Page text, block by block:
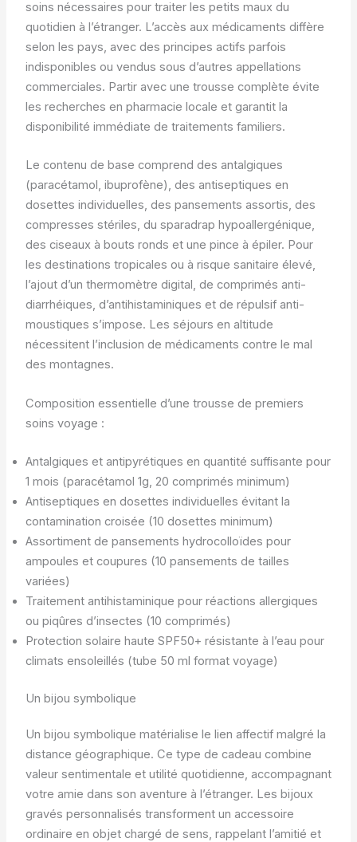
soins nécessaires pour traiter les petits maux du
quotidien à l’étranger. L’accès aux médicaments diffère
selon les pays, avec des principes actifs parfois
indisponibles ou vendus sous d’autres appellations
commerciales. Partir avec une trousse complète évite
les recherches en pharmacie locale et garantit la
disponibilité immédiate de traitements familiers.
Le contenu de base comprend des antalgiques
(paracétamol, ibuprofène), des antiseptiques en
dosettes individuelles, des pansements assortis, des
compresses stériles, du sparadrap hypoallergénique,
des ciseaux à bouts ronds et une pince à épiler. Pour
les destinations tropicales ou à risque sanitaire élevé,
l’ajout d’un thermomètre digital, de comprimés anti-
diarrhéiques, d’antihistaminiques et de répulsif anti-
moustiques s’impose. Les séjours en altitude
nécessitent l’inclusion de médicaments contre le mal
des montagnes.
Composition essentielle d’une trousse de premiers
soins voyage :
Antalgiques et antipyrétiques en quantité suffisante pour
1 mois (paracétamol 1g, 20 comprimés minimum)
Antiseptiques en dosettes individuelles évitant la
contamination croisée (10 dosettes minimum)
Assortiment de pansements hydrocolloïdes pour
ampoules et coupures (10 pansements de tailles
variées)
Traitement antihistaminique pour réactions allergiques
ou piqûres d’insectes (10 comprimés)
Protection solaire haute SPF50+ résistante à l’eau pour
climats ensoleillés (tube 50 ml format voyage)
Un bijou symbolique
Un bijou symbolique matérialise le lien affectif malgré la
distance géographique. Ce type de cadeau combine
valeur sentimentale et utilité quotidienne, accompagnant
votre amie dans son aventure à l’étranger. Les bijoux
gravés personnalisés transforment un accessoire
ordinaire en objet chargé de sens, rappelant l’amitié et